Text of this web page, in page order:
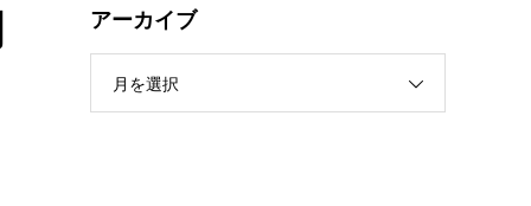
アーカイブ
月を選択